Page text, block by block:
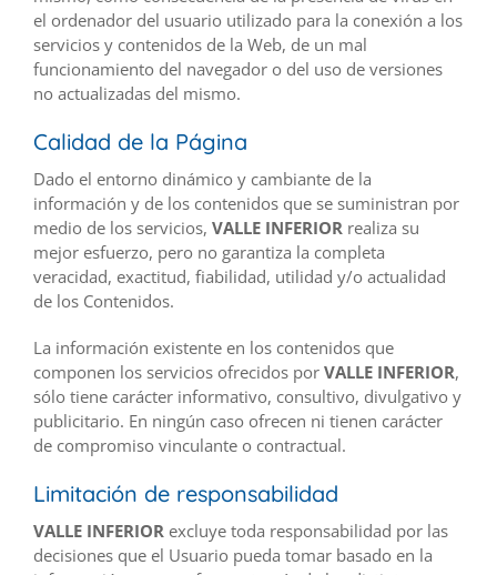
el ordenador del usuario utilizado para la conexión a los
servicios y contenidos de la Web, de un mal
funcionamiento del navegador o del uso de versiones
no actualizadas del mismo.
Calidad de la Página
Dado el entorno dinámico y cambiante de la
información y de los contenidos que se suministran por
medio de los servicios, VALLE INFERIORrealiza su
mejor esfuerzo, pero no garantiza la completa
veracidad, exactitud, fiabilidad, utilidad y/o actualidad
de los Contenidos.
La información existente en los contenidos que
componen los servicios ofrecidos por VALLE INFERIOR,
sólo tiene carácter informativo, consultivo, divulgativo y
publicitario. En ningún caso ofrecen ni tienen carácter
de compromiso vinculante o contractual.
Limitación de responsabilidad
VALLE INFERIORexcluye toda responsabilidad por las
decisiones que el Usuario pueda tomar basado en la